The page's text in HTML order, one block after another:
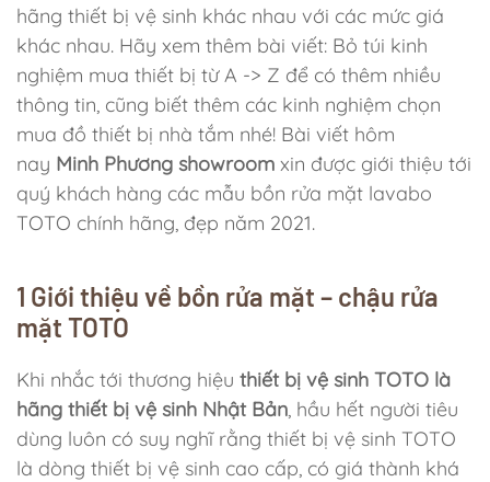
hãng thiết bị vệ sinh khác nhau với các mức giá
khác nhau. Hãy xem thêm bài viết: Bỏ túi kinh
nghiệm mua thiết bị từ A -> Z để có thêm nhiều
thông tin, cũng biết thêm các kinh nghiệm chọn
mua đồ thiết bị nhà tắm nhé! Bài viết hôm
nay Minh Phương showroom xin được giới thiệu tới
quý khách hàng các mẫu bồn rửa mặt lavabo
TOTO chính hãng, đẹp năm 2021.
1 Giới thiệu về bồn rửa mặt – chậu rửa
mặt TOTO
Khi nhắc tới thương hiệu thiết bị vệ sinh TOTO là
hãng thiết bị vệ sinh Nhật Bản, hầu hết người tiêu
dùng luôn có suy nghĩ rằng thiết bị vệ sinh TOTO
là dòng thiết bị vệ sinh cao cấp, có giá thành khá